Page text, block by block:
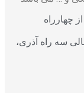
چهارراه
سه راه آذری،